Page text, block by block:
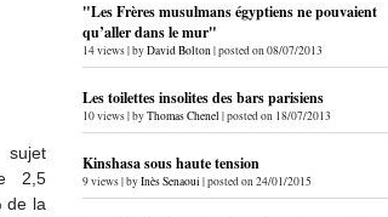
2,5
de la
"Les Frères musulmans égyptiens ne pouvaient
qu’aller dans le mur"
14 views|byDavid Bolton|posted on 08/07/2013
Les toilettes insolites des bars parisiens
10 views|byThomas Chenel |posted on 18/07/2013
Kinshasa sous haute tension
9 views|byInès Senaoui |posted on 24/01/2015